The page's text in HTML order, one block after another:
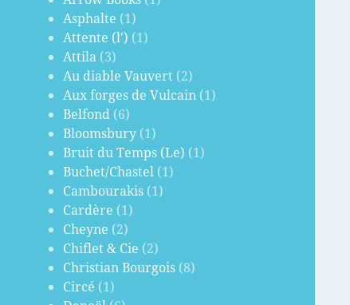
Asphalte (1)
Attente (l') (1)
Attila (3)
Au diable Vauvert (2)
Aux forges de Vulcain (1)
Belfond (6)
Bloomsbury (1)
Bruit du Temps (Le) (1)
Buchet/Chastel (1)
Cambourakis (1)
Cardère (1)
Cheyne (2)
Chiflet & Cie (2)
Christian Bourgois (8)
Circé (1)